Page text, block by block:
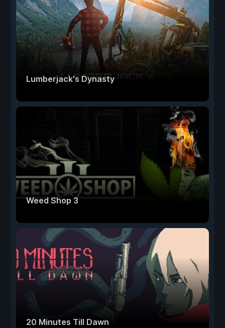
Lumberjack's Dynasty
Weed Shop 3
20 Minutes Till Dawn